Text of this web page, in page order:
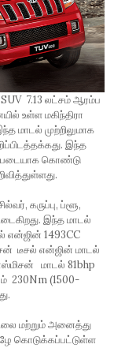
SUV 7.13 லட்சம் ஆரம்ப
உள்ள மகிந்திரா
மாடல் முற்றிலுமாக
இந்த
கொண்டு
கருப்பு, ப்ளூ,
இந்த மாடல்
என்ஜின் 1493CC
டீசல் என்ஜின் மாடல்
மாடல் 81bhp
230Nm (1500-
மற்றும் அனைத்து
கொடுக்கப்பட்டுள்ள